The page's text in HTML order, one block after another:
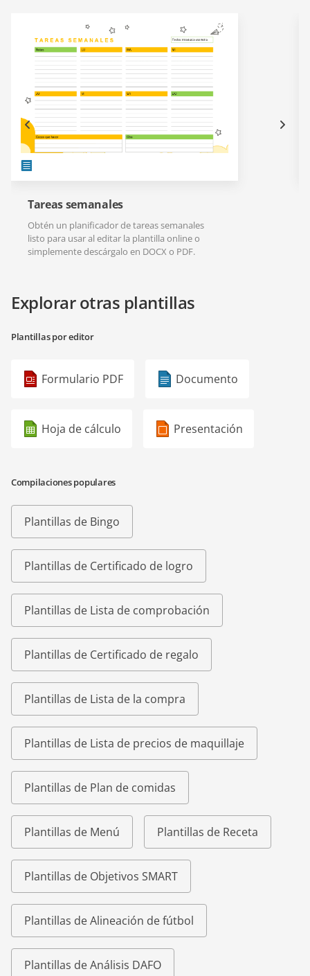
Tareas semanales
Obtén un planificador de tareas semanales
listo para usar al editar la plantilla online o
simplemente descárgalo en DOCX o PDF.
Explorar otras plantillas
Plantillas por editor
Formulario PDF Documento
Hoja de cálculo Presentación
Compilaciones populares
Plantillas de Bingo
Plantillas de Certificado de logro
Plantillas de Lista de comprobación
Plantillas de Certificado de regalo
Plantillas de Lista de la compra
Plantillas de Lista de precios de maquillaje
Plantillas de Plan de comidas
Plantillas de Menú Plantillas de Receta
Plantillas de Objetivos SMART
Plantillas de Alineación de fútbol
Plantillas de Análisis DAFO